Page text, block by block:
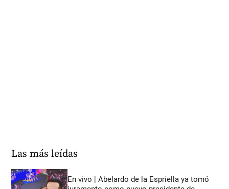
Las más leídas
En vivo | Abelardo de la Espriella ya tomó